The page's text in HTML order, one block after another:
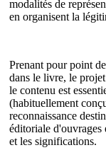
modalités de
en organisent la
Prenant pour point
dans le livre, le
le contenu est
(habituellement
reconnaissance
éditoriale d'ouvrages
et les significations.